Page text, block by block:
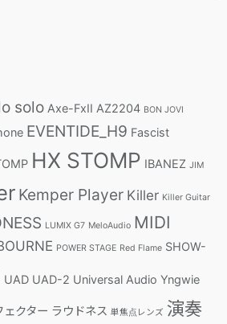
solo Axe-FxII AZ2204 BON JOVI
EVENTIDE_H9 Fascist
HX STOMP IBANEZ JIM
Kemper Player Killer Killer Guitar
LUMIX G7 MeloAudio MIDI
POWER STAGE Red Flame SHOW-
UAD UAD-2 Universal Audio Yngwie
ェクター ラウドネス 単焦点レンズ 演奏